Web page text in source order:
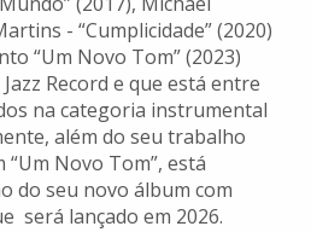
- “Cumplicidade” (2020)
“Um Novo Tom” (2023)
Record e que está entre
na categoria instrumental
além do seu trabalho
Novo Tom”, está
do seu novo álbum com
será lançado em 2026.